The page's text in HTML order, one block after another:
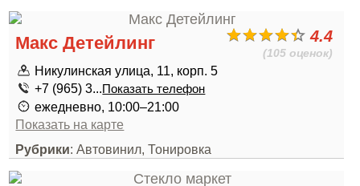
4.4
(105 оценок)
Макс Детейлинг
Никулинская улица, 11, корп. 5
+7 (965) 3...Показать телефон
ежедневно, 10:00–21:00
Показать на карте
Рубрики: Автовинил, Тонировка